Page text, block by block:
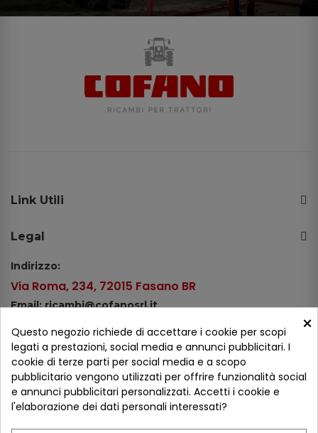
Link Utili
Legal
Indirizzo:
Via Roma, 234, 72015 Fasano BR
Email: ricambi@cofanosrl.it
Tel.: +39 080 44 13 478
WhatsApp: +39 334 98 51 100
Metodi di pagamento
×
Questo negozio richiede di accettare i cookie per scopi
legati a prestazioni, social media e annunci pubblicitari. I
cookie di terze parti per social media e a scopo
pubblicitario vengono utilizzati per offrire funzionalità social
e annunci pubblicitari personalizzati. Accetti i cookie e
l'elaborazione dei dati personali interessati?